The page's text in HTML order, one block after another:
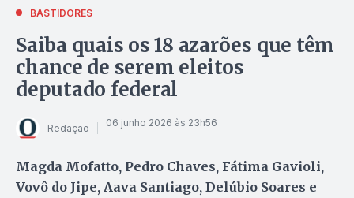
BASTIDORES
Saiba quais os 18 azarões que têm
chance de serem eleitos
deputado federal
Redação 06 junho 2026 às 23h56
Magda Mofatto, Pedro Chaves, Fátima Gavioli,
Vovô do Jipe, Aava Santiago, Delúbio Soares e